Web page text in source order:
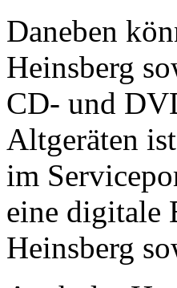
Daneben
Heinsberg
CD- und
Altgeräten
im
eine digitale
Heinsberg